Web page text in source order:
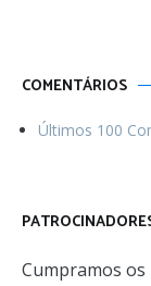
COMENTÁRIOS
Últimos 100
Cumpramos